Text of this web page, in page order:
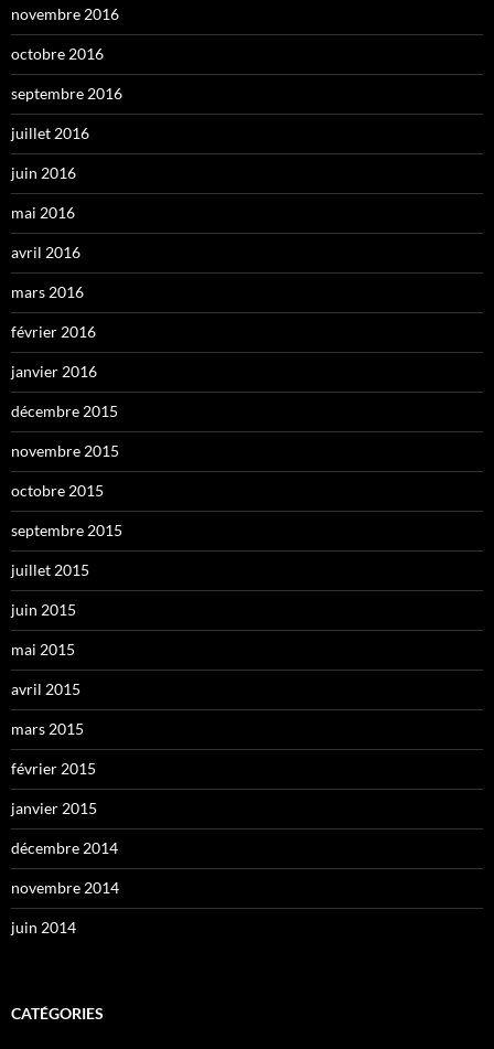
novembre 2016
octobre 2016
septembre 2016
juillet 2016
juin 2016
mai 2016
avril 2016
mars 2016
février 2016
janvier 2016
décembre 2015
novembre 2015
octobre 2015
septembre 2015
juillet 2015
juin 2015
mai 2015
avril 2015
mars 2015
février 2015
janvier 2015
décembre 2014
novembre 2014
juin 2014
CATÉGORIES